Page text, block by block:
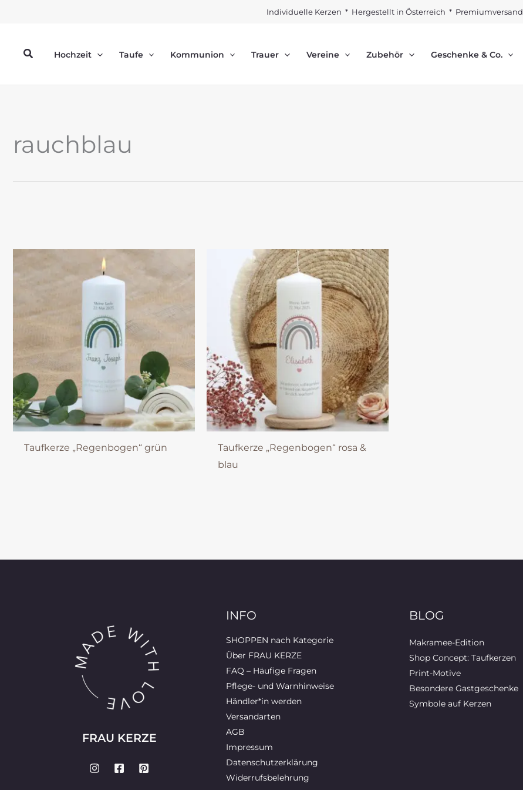
Individuelle Kerzen * Hergestellt in Österreich * Premiumversand
SuchenHochzeit Taufe Kommunion Trauer Vereine Zubehör Geschenke & Co.
rauchblau
Taufkerze „Regenbogen“ grün
Taufkerze „Regenbogen“ rosa &
blau
FRAU KERZE
INFO
SHOPPEN nach Kategorie
Über FRAU KERZE
FAQ – Häufige Fragen
Pflege- und Warnhinweise
Händler*in werden
Versandarten
AGB
Impressum
Datenschutzerklärung
Widerrufsbelehrung
BLOG
Makramee-Edition
Shop Concept: Taufkerzen
Print-Motive
Besondere Gastgeschenke
Symbole auf Kerzen